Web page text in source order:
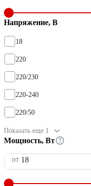
Напряжение, В
18
220
220/230
220-240
220/50
Показать еще 1
Мощность, Вт
от